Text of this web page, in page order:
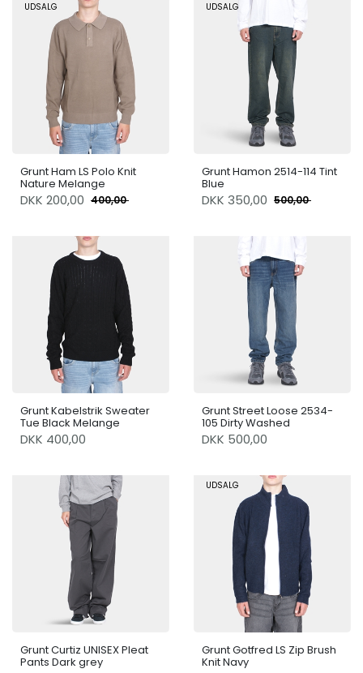
UDSALG
Grunt Ham LS Polo Knit
Nature Melange
DKK 200,00 400,00
UDSALG
Grunt Hamon 2514-114 Tint
Blue
DKK 350,00 500,00
Grunt Kabelstrik Sweater
Tue Black Melange
DKK 400,00
Grunt Street Loose 2534-
105 Dirty Washed
DKK 500,00
Grunt Curtiz UNISEX Pleat
Pants Dark grey
UDSALG
Grunt Gotfred LS Zip Brush
Knit Navy